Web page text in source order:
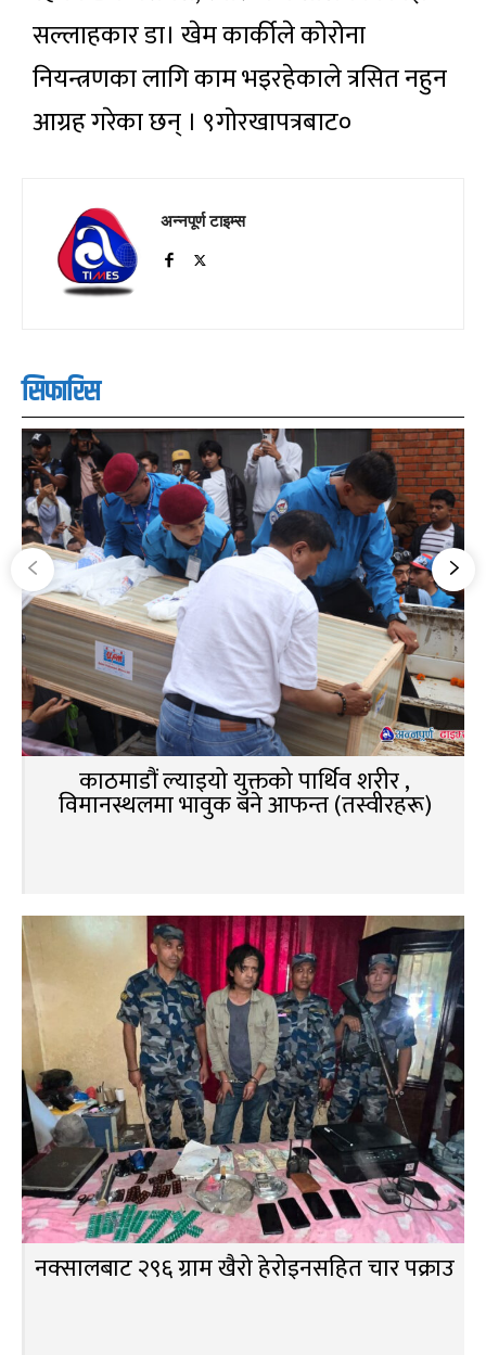
सल्लाहकार डा। खेम कार्कीले कोरोना
नियन्त्रणका लागि काम भइरहेकाले त्रसित नहुन
आग्रह गरेका छन् । ९गोरखापत्रबाट०
अन्नपूर्ण टाइम्स
सिफारिस
काठमाडौं ल्याइयो युक्तको पार्थिव शरीर ,
विमानस्थलमा भावुक बने आफन्त (तस्वीरहरू)
नक्सालबाट २९६ ग्राम खैरो हेरोइनसहित चार पक्राउ